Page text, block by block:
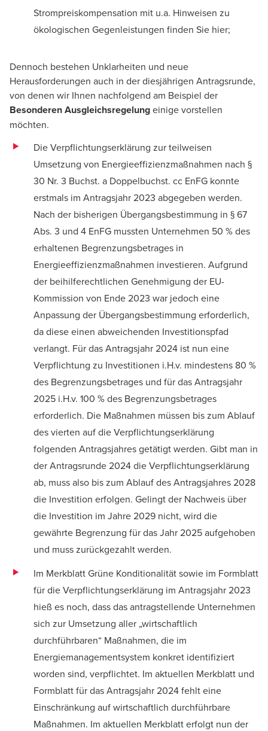
Strompreiskompensation mit u.a. Hinweisen zu
ökologischen Gegenleistungen finden Sie hier;
Dennoch bestehen Unklarheiten und neue
Herausforderungen auch in der diesjährigen Antragsrunde,
von denen wir Ihnen nachfolgend am Beispiel der
Besonderen Ausgleichsregelungeinige vorstellen
möchten.
Die Verpflichtungserklärung zur teilweisen
Umsetzung von Energieeffizienzmaßnahmen nach §
30 Nr. 3 Buchst. a Doppelbuchst. cc EnFG konnte
erstmals im Antragsjahr 2023 abgegeben werden.
Nach der bisherigen Übergangsbestimmung in § 67
Abs. 3 und 4 EnFG mussten Unternehmen 50 % des
erhaltenen Begrenzungsbetrages in
Energieeffizienzmaßnahmen investieren. Aufgrund
der beihilferechtlichen Genehmigung der EU-
Kommission von Ende 2023 war jedoch eine
Anpassung der Übergangsbestimmung erforderlich,
da diese einen abweichenden Investitionspfad
verlangt. Für das Antragsjahr 2024 ist nun eine
Verpflichtung zu Investitionen i.H.v. mindestens 80 %
des Begrenzungsbetrages und für das Antragsjahr
2025 i.H.v. 100 % des Begrenzungsbetrages
erforderlich. Die Maßnahmen müssen bis zum Ablauf
des vierten auf die Verpflichtungserklärung
folgenden Antragsjahres getätigt werden. Gibt man in
der Antragsrunde 2024 die Verpflichtungserklärung
ab, muss also bis zum Ablauf des Antragsjahres 2028
die Investition erfolgen. Gelingt der Nachweis über
die Investition im Jahre 2029 nicht, wird die
gewährte Begrenzung für das Jahr 2025 aufgehoben
und muss zurückgezahlt werden.
Im Merkblatt Grüne Konditionalität sowie im Formblatt
für die Verpflichtungserklärung im Antragsjahr 2023
hieß es noch, dass das antragstellende Unternehmen
sich zur Umsetzung aller „wirtschaftlich
durchführbaren“ Maßnahmen, die im
Energiemanagementsystem konkret identifiziert
worden sind, verpflichtet. Im aktuellen Merkblatt und
Formblatt für das Antragsjahr 2024 fehlt eine
Einschränkung auf wirtschaftlich durchführbare
Maßnahmen. Im aktuellen Merkblatt erfolgt nun der